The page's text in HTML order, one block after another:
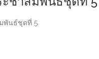
พันธ์ชุดที่ 5